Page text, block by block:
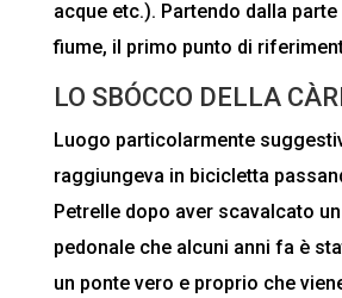
acque etc.). Partendo dalla parte
fiume, il primo punto di
LO SBÓCCO DELLA
Luogo particolarmente
raggiungeva in bicicletta
Petrelle dopo aver scavalcato
pedonale che alcuni anni fa è
un ponte vero e proprio che